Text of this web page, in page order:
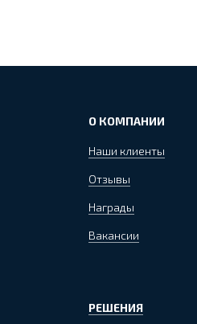
О КОМПАНИИ
Наши клиенты
Отзывы
Награды
Вакансии
РЕШЕНИЯ